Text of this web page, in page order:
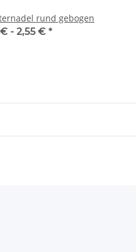
rund gebogen
€ - 2,55 € *